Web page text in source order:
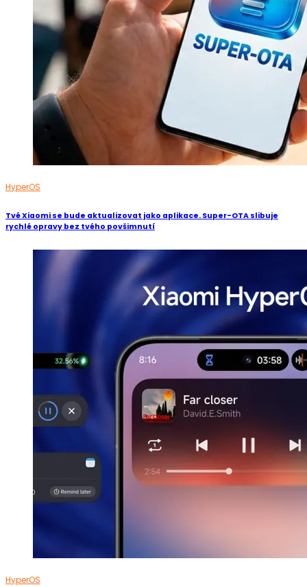
HyperOS
Tvé Xiaomi se bude aktualizovat jako aplikace. Super-OTA slibuje
rychlé opravy bez tvého povšimnutí
HyperOS